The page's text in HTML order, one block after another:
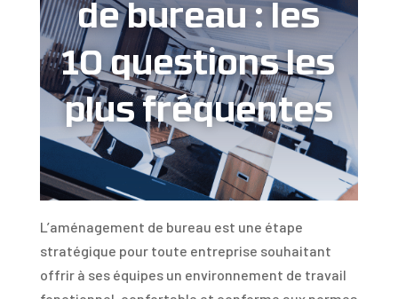
de bureau : les
10 questions les
plus fréquentes
L’aménagement de bureau est une étape
stratégique pour toute entreprise souhaitant
offrir à ses équipes un environnement de travail